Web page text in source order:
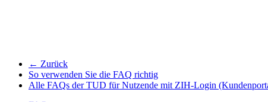
← Zurück
So verwenden Sie die FAQ richtig
Alle FAQs der TUD für Nutzende mit ZIH-Login